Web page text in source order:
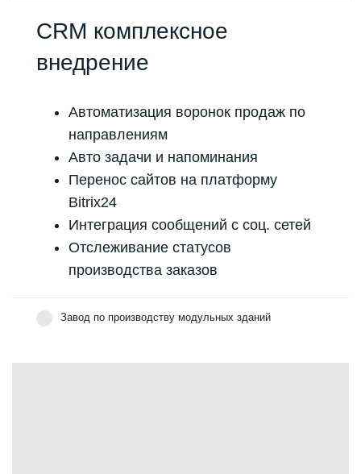
CRM комплексное
внедрение
Автоматизация воронок продаж по
направлениям
Авто задачи и напоминания
Перенос сайтов на платформу
Bitrix24
Интеграция сообщений с соц. сетей
Отслеживание статусов
производства заказов
Завод по производству модульных зданий